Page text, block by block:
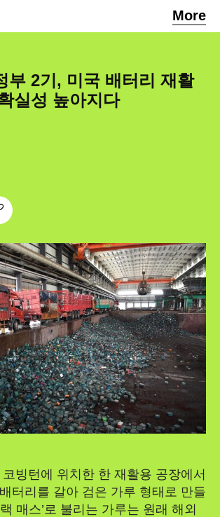
More
부 2기, 미국 배터리 재활
실성 높아지다
빙턴에 위치한 한 재활용 공장에서
터리를 갈아 검은 가루 형태로 만들
매스’로 불리는 가루는 원래 해외